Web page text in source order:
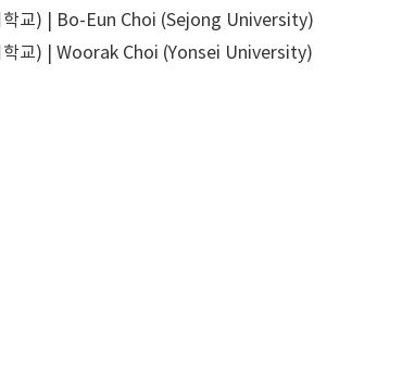
학교) | Bo-Eun Choi (Sejong University)
학교) | Woorak Choi (Yonsei University)